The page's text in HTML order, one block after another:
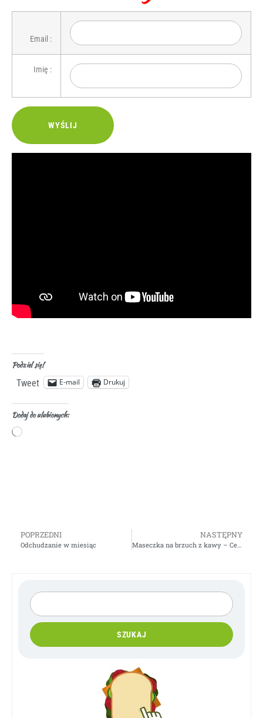
Email :
Imię :
Podziel się!
Tweet E-mail Drukuj
Dodaj do ulubionych:
SZUKAJ
POPRZEDNI
Odchudzanie w miesiąc
NASTĘPNY
Maseczka na brzuch z kawy – Cellulit